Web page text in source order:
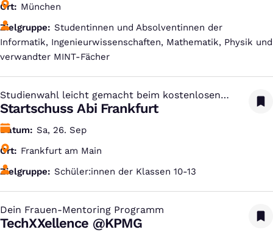
Ort
München
Zielgruppe
Studentinnen und Absolventinnen der
Informatik, Ingenieurwissenschaften, Mathematik, Physik und
verwandter MINT-Fächer
Studienwahl leicht gemacht beim kostenlosen
Studien-Infotag
:
Startschuss Abi Frankfurt
Datum
Sa, 26. Sep
Ort
Frankfurt am Main
Zielgruppe
Schüler:innen der Klassen 10-13
Dein Frauen-Mentoring Programm
:
TechXXellence @KPMG